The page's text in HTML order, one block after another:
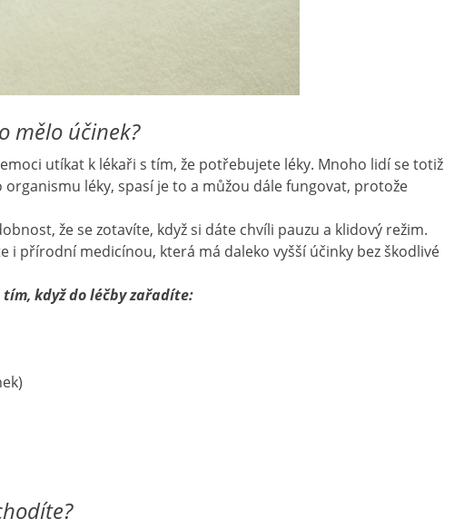
mělo účinek?
utíkat k lékaři s tím, že potřebujete léky. Mnoho lidí se totiž
léky, spasí je to a můžou dále fungovat, protože
že se zotavíte, když si dáte chvíli pauzu a klidový režim.
přírodní medicínou, která má daleko vyšší účinky bez škodlivé
když do léčby zařadíte: